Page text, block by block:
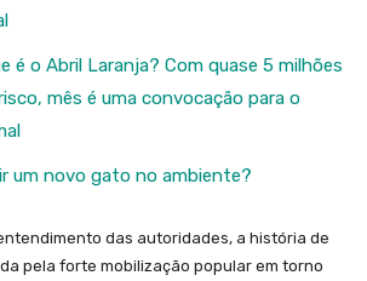
é o Abril Laranja? Com quase 5 milhões
mês é uma convocação para o
um novo gato no ambiente?
das autoridades, a história de
pela forte mobilização popular em torno